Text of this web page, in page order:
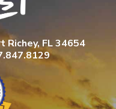
Richey, FL 34654